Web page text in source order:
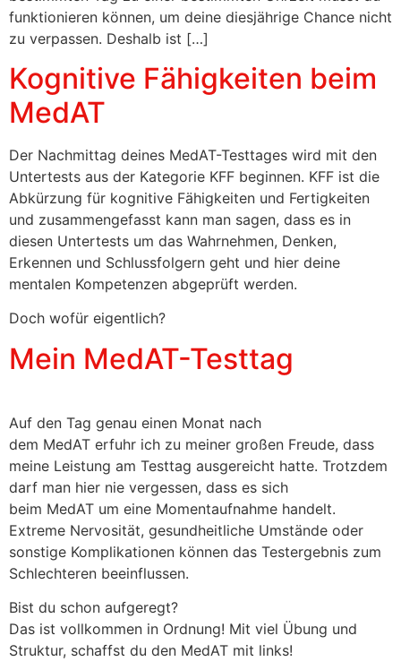
funktionieren können, um deine diesjährige Chance nicht
zu verpassen. Deshalb ist […]
Kognitive Fähigkeiten beim
MedAT
Der Nachmittag deines MedAT-Testtages wird mit den
Untertests aus der Kategorie KFF beginnen. KFF ist die
Abkürzung für kognitive Fähigkeiten und Fertigkeiten
und zusammengefasst kann man sagen, dass es in
diesen Untertests um das Wahrnehmen, Denken,
Erkennen und Schlussfolgern geht und hier deine
mentalen Kompetenzen abgeprüft werden.
Doch wofür eigentlich?
Mein MedAT-Testtag
Auf den Tag genau einen Monat nach
dem MedAT erfuhr ich zu meiner großen Freude, dass
meine Leistung am Testtag ausgereicht hatte. Trotzdem
darf man hier nie vergessen, dass es sich
beim MedAT um eine Momentaufnahme handelt.
Extreme Nervosität, gesundheitliche Umstände oder
sonstige Komplikationen können das Testergebnis zum
Schlechteren beeinflussen.
Bist du schon aufgeregt?
Das ist vollkommen in Ordnung! Mit viel Übung und
Struktur, schaffst du den MedAT mit links!